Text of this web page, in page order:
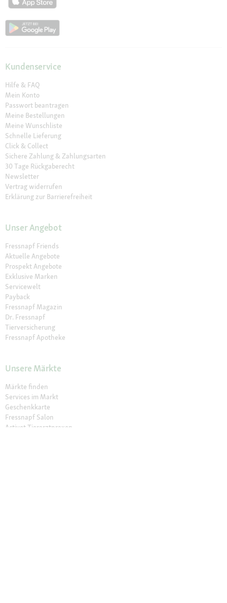
Kundenservice
Hilfe & FAQ
Mein Konto
Passwort beantragen
Meine Bestellungen
Meine Wunschliste
Schnelle Lieferung
Click & Collect
Sichere Zahlung & Zahlungsarten
30 Tage Rückgaberecht
Newsletter
Vertrag widerrufen
Erklärung zur Barrierefreiheit
Unser Angebot
Fressnapf Friends
Aktuelle Angebote
Prospekt Angebote
Exklusive Marken
Servicewelt
Payback
Fressnapf Magazin
Dr. Fressnapf
Tierversicherung
Fressnapf Apotheke
Unsere Märkte
Märkte finden
Services im Markt
Geschenkkarte
Fressnapf Salon
Activet Tierarztpraxen